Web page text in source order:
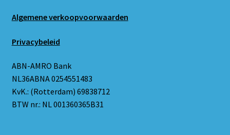
Algemene verkoopvoorwaarden
Privacybeleid
ABN-AMRO Bank
NL36ABNA 0254551483
KvK.: (Rotterdam) 69838712
BTW nr.: NL 001360365B31